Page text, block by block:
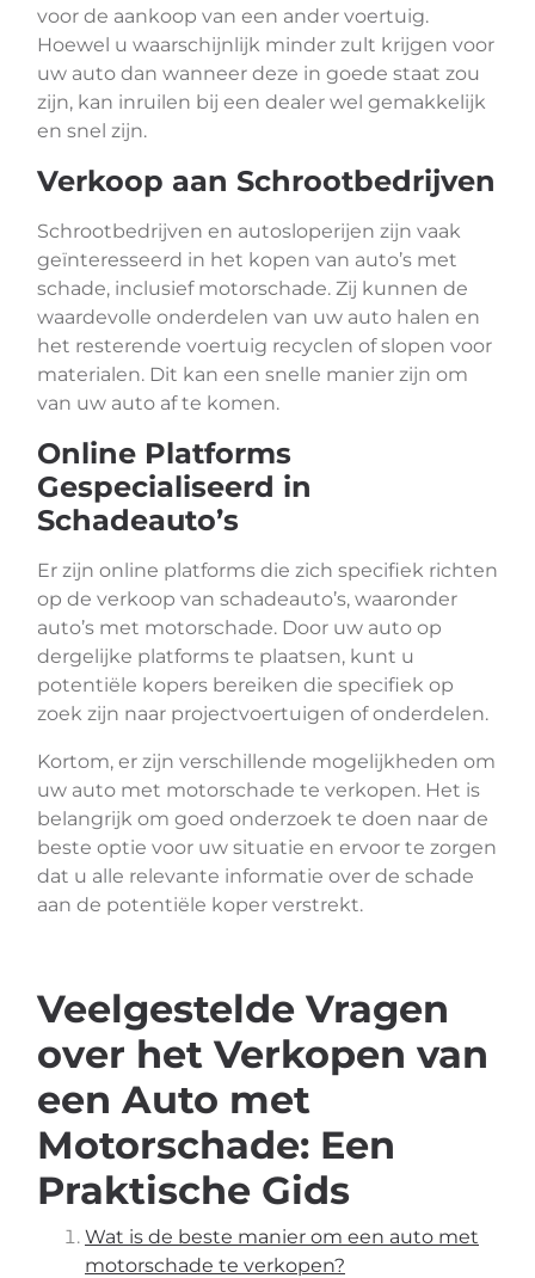
voor de aankoop van een ander voertuig.
Hoewel u waarschijnlijk minder zult krijgen voor
uw auto dan wanneer deze in goede staat zou
zijn, kan inruilen bij een dealer wel gemakkelijk
en snel zijn.
Verkoop aan Schrootbedrijven
Schrootbedrijven en autosloperijen zijn vaak
geïnteresseerd in het kopen van auto’s met
schade, inclusief motorschade. Zij kunnen de
waardevolle onderdelen van uw auto halen en
het resterende voertuig recyclen of slopen voor
materialen. Dit kan een snelle manier zijn om
van uw auto af te komen.
Online Platforms
Gespecialiseerd in
Schadeauto’s
Er zijn online platforms die zich specifiek richten
op de verkoop van schadeauto’s, waaronder
auto’s met motorschade. Door uw auto op
dergelijke platforms te plaatsen, kunt u
potentiële kopers bereiken die specifiek op
zoek zijn naar projectvoertuigen of onderdelen.
Kortom, er zijn verschillende mogelijkheden om
uw auto met motorschade te verkopen. Het is
belangrijk om goed onderzoek te doen naar de
beste optie voor uw situatie en ervoor te zorgen
dat u alle relevante informatie over de schade
aan de potentiële koper verstrekt.
Veelgestelde Vragen
over het Verkopen van
een Auto met
Motorschade: Een
Praktische Gids
Wat is de beste manier om een auto met
motorschade te verkopen?